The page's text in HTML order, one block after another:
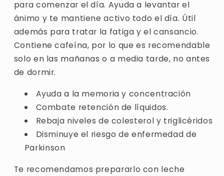
para comenzar el día. Ayuda a levantar el
ánimo y te mantiene activo todo el día. Útil
además para tratar la fatiga y el cansancio.
Contiene cafeína, por lo que es recomendable
solo en las mañanas o a media tarde, no antes
de dormir.
Ayuda a la memoria y concentración
Combate retención de líquidos.
Rebaja niveles de colesterol y triglicéridos
Disminuye el riesgo de enfermedad de
Parkinson
Te recomendamos prepararlo con leche